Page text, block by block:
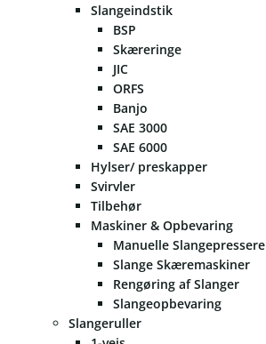
Slangeindstik
BSP
Skæreringe
JIC
ORFS
Banjo
SAE 3000
SAE 6000
Hylser/ preskapper
Svirvler
Tilbehør
Maskiner & Opbevaring
Manuelle Slangepressere
Slange Skæremaskiner
Rengøring af Slanger
Slangeopbevaring
Slangeruller